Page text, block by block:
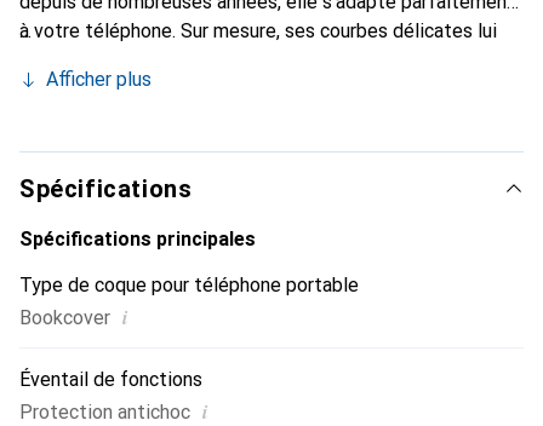
à votre téléphone. Sur mesure, ses courbes délicates lui
accessoire chic et essentiel pour votre smartphone.
haute qualité, la marque Noreve est un choix sûr pour une
clientèle exigeante.
Afficher plus
Spécifications
Spécifications principales
Type de coque pour téléphone portable
Bookcover i
Éventail de fonctions
Protection antichoc i